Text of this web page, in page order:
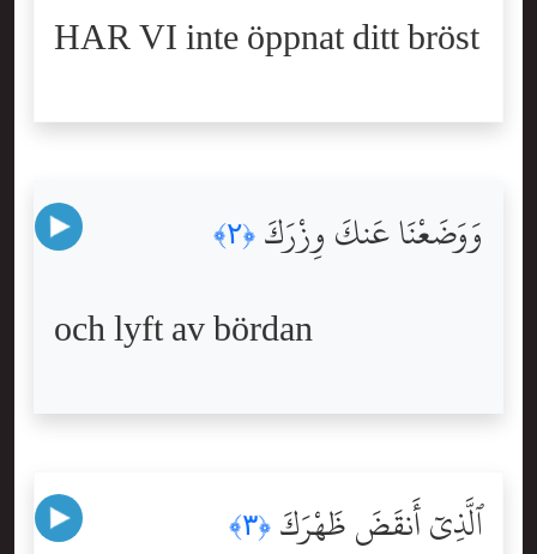
HAR VI inte öppnat ditt bröst
وَوَضَعْنَا عَنكَ وِزْرَكَ ﴿٢﴾
och lyft av bördan
ٱلَّذِىٓ أَنقَضَ ظَهْرَكَ ﴿٣﴾